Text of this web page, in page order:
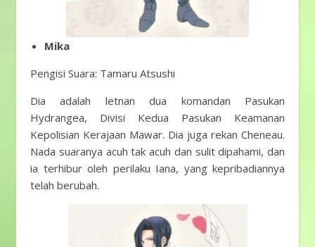
Mika
Pengisi Suara: Tamaru Atsushi
Dia adalah letnan dua komandan Pasukan
Hydrangea, Divisi Kedua Pasukan Keamanan
Kepolisian Kerajaan Mawar. Dia juga rekan Cheneau.
Nada suaranya acuh tak acuh dan sulit dipahami, dan
ia terhibur oleh perilaku Iana, yang kepribadiannya
telah berubah.